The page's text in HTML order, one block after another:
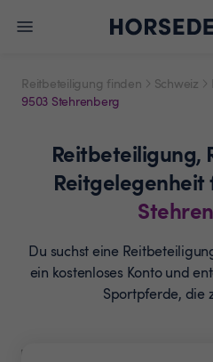
Reitbeteiligung finden Schweiz
9503 Stehrenberg
Reitbeteiligung,
Reitgelegenheit
Du suchst eine
ein kostenloses Konto und
Sportpferde, die